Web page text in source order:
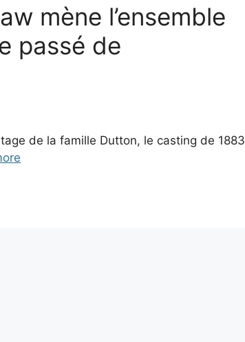
mène l’ensemble
passé de
de la famille Dutton, le casting de 1883